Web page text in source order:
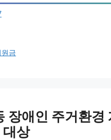
금
장애인 주거환경
상